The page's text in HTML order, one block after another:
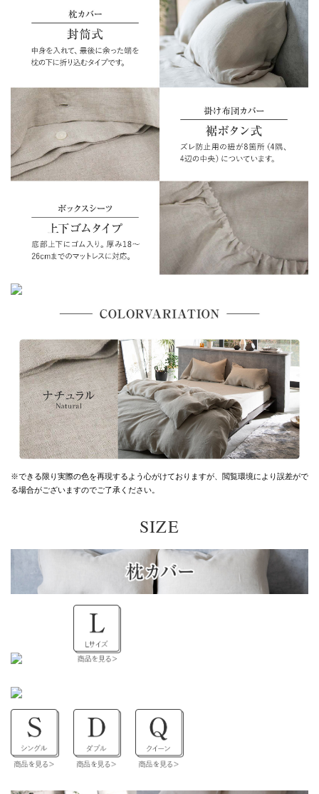
※できる限り実際の色を再現するよう心がけておりますが、 閲覧環境により誤差がで
る場合がございますのでご了承ください。
SIZE